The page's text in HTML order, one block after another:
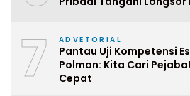
7 ADVETORIAL
Pantau Uji Kompetensi
Polman: Kita Cari
Cepat